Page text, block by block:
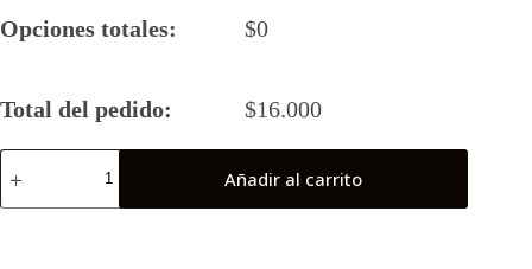
Opciones totales: $0
Total del pedido: $16.000
Camiseta
Rugby
Añadir al carrito